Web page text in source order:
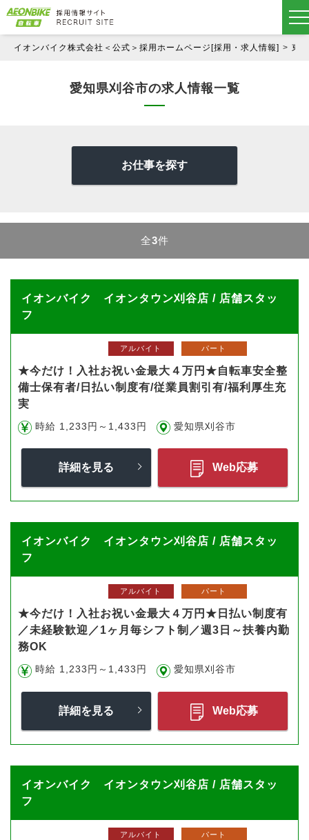
イオンバイク株式会社＜公式＞採用ホームページ[採用・求人情報] 東海
愛知県刈谷市の求人情報一覧
お仕事を探す
全3件
イオンバイク イオンタウン刈谷店 / 店舗スタッ
フ
アルバイト パート
★今だけ！入社お祝い金最大４万円★自転車安全整
備士保有者/日払い制度有/従業員割引有/福利厚生充
実
時給 1,233円～1,433円 愛知県刈谷市
詳細を見る Web応募
イオンバイク イオンタウン刈谷店 / 店舗スタッ
フ
アルバイト パート
★今だけ！入社お祝い金最大４万円★日払い制度有
／未経験歓迎／1ヶ月毎シフト制／週3日～扶養内勤
務OK
時給 1,233円～1,433円 愛知県刈谷市
詳細を見る Web応募
イオンバイク イオンタウン刈谷店 / 店舗スタッ
フ
アルバイト パート